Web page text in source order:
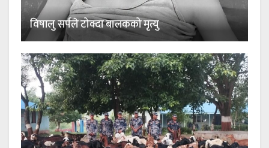
विषालु सर्पले टोक्दा बालकको मृत्यु